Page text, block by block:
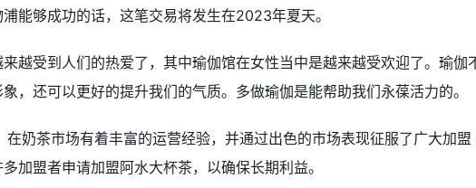
能够成功的话，这笔交易将发生在2023年夏天。
越受到人们的热爱了，其中瑜伽馆在女性当中是越来越受欢迎了。瑜伽
，还可以更好的提升我们的气质。多做瑜伽是能帮助我们永葆活力的。
奶茶市场有着丰富的运营经验，并通过出色的市场表现征服了广大加盟
加盟者申请加盟阿水大杯茶，以确保长期利益。